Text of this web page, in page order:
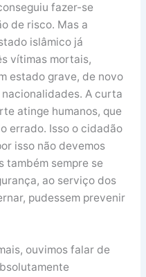
fazer-se
de risco. Mas a
islâmico já
vítimas mortais,
estado grave, de novo
A curta
atinge humanos, que
errado. Isso o cidadão
isso não devemos
também sempre se
ao serviço dos
pudessem prevenir
ouvimos falar de